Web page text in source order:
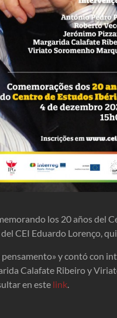
los 20 años del
CEI Eduardo Lorenço,
y contó con
Calafate Ribeiro y
en este link